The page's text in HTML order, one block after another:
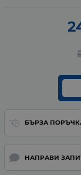
БЪРЗА
НАПРАВИ